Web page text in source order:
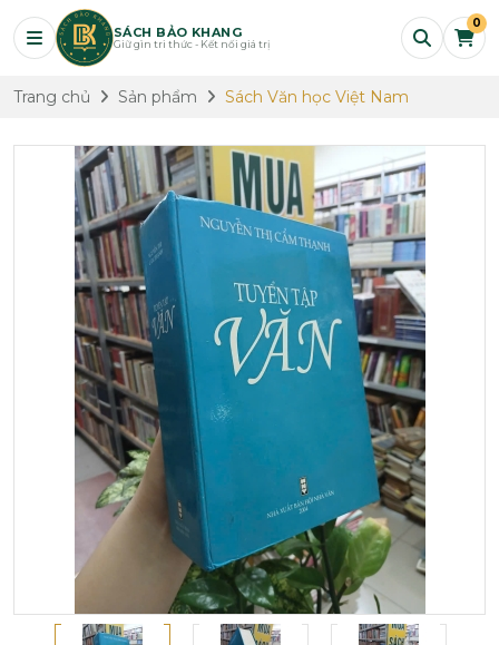
SÁCH BẢO KHANG
Giữ gìn tri thức - Kết nối giá trị
0
Trang chủ Sản phẩm Sách Văn học Việt Nam